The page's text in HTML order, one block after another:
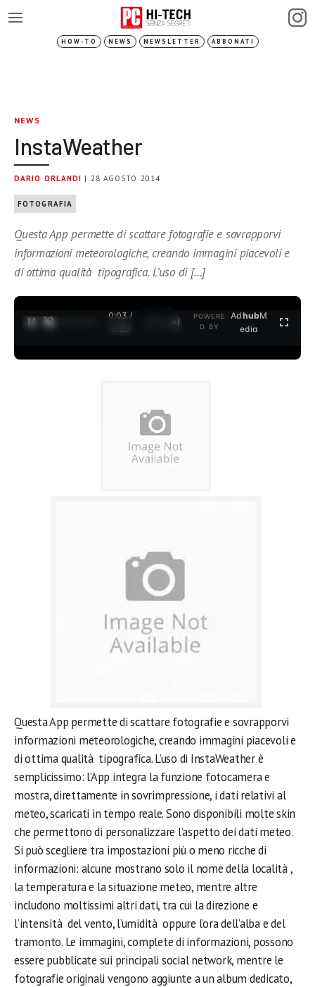
HOW-TO NEWS NEWSLETTER ABBONATI
NEWS
InstaWeather
DARIO ORLANDI | 28 AGOSTO 2014
FOTOGRAFIA
Questa App permette di scattare fotografie e sovrapporvi
informazioni meteorologiche, creando immagini piacevoli e
di ottima qualità tipografica. L’uso di […]
0:04 /
3:35
POWERE
D BY
AdhubM
edia
Questa App permette di scattare fotografie e sovrapporvi
informazioni meteorologiche, creando immagini piacevoli e
di ottima qualità tipografica. L’uso di InstaWeather è
semplicissimo: l’App integra la funzione fotocamera e
mostra, direttamente in sovrimpressione, i dati relativi al
meteo, scaricati in tempo reale. Sono disponibili molte skin
che permettono di personalizzare l’aspetto dei dati meteo.
Si può scegliere tra impostazioni più o meno ricche di
informazioni: alcune mostrano solo il nome della località ,
la temperatura e la situazione meteo, mentre altre
includono moltissimi altri dati, tra cui la direzione e
l’intensità del vento, l’umidità oppure l’ora dell’alba e del
tramonto. Le immagini, complete di informazioni, possono
essere pubblicate sui principali social network, mentre le
fotografie originali vengono aggiunte a un album dedicato,